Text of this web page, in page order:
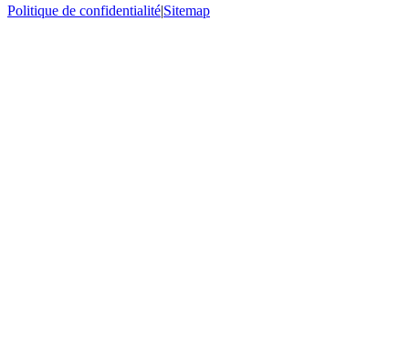
Politique de confidentialité|Sitemap